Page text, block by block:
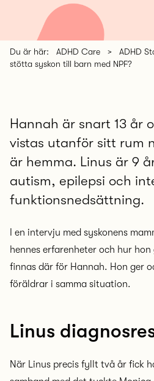
Du är här: ADHD Care > ADHD
stötta syskon till barn med NPF?
Hannah är snart 13 år
vistas utanför sitt rum
är hemma. Linus är 9
autism, epilepsi och
funktionsnedsättning.
I en intervju med syskonens
hennes erfarenheter och hur
finnas där för Hannah. Hon ger
föräldrar i samma situation.
Linus
När Linus precis fyllt två år fick